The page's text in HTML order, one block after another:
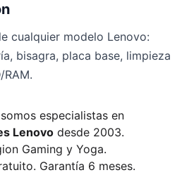
cualquier modelo Lenovo:
bisagra, placa base, limpieza
especialistas en
Lenovo desde 2003.
Gaming y Yoga.
Garantía 6 meses.